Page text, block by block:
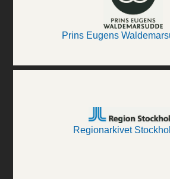
Prins Eugens
Regionarkivet